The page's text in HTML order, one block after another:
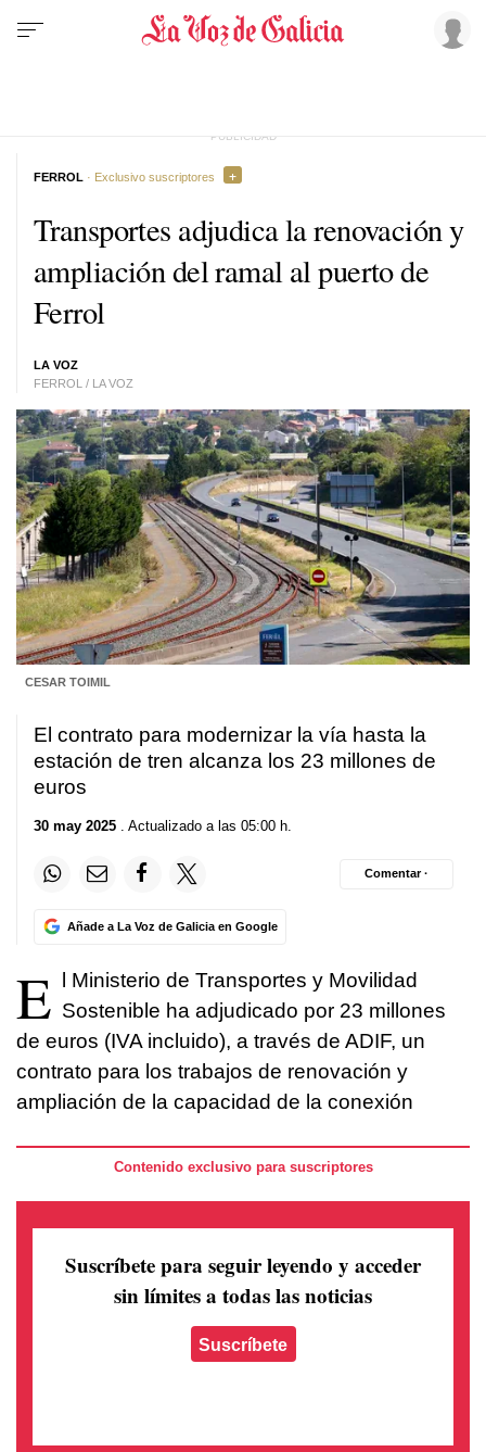
Transportes adjudica la renovación y
ampliación del ramal al puerto de
Ferrol
LA VOZ
FERROL / LA VOZ
FERROL · Exclusivo suscriptores
CESAR TOIMIL
El contrato para modernizar la vía hasta la
estación de tren alcanza los 23 millones de
euros
30 may 2025 . Actualizado a las 05:00 h.
Añade a La Voz de Galicia en Google
Comentar ·
E l Ministerio de Transportes y Movilidad
Sostenible ha adjudicado por 23 millones
de euros (IVA incluido), a través de ADIF, un
contrato para los trabajos de renovación y
ampliación de la capacidad de la conexión
Contenido exclusivo para suscriptores
Suscríbete para seguir leyendo y acceder
sin límites a todas las noticias
Suscríbete